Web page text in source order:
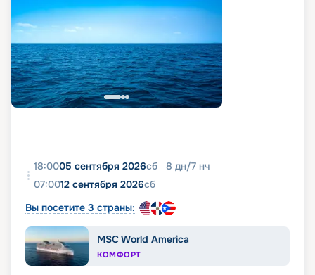
18:0005 сентября 2026сб 8 дн/7 нч
07:0012 сентября 2026сб
Вы посетите 3 страны:
MSC World America
КОМФОРТ